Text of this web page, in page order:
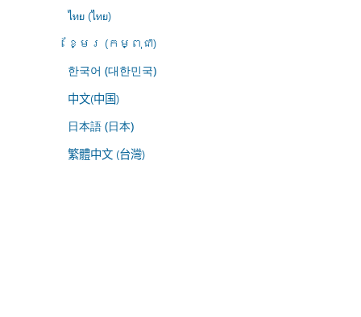
ไทย (ไทย)
ខ្មែរ (កម្ពុជា)
한국어 (대한민국)
中文(中国)
日本語 (日本)
繁體中文 (台灣)